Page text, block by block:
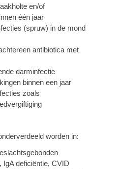
en/of
één jaar
(spruw) in de mond
antibiotica met
darminfectie
binnen een jaar
zoals
worden in:
deficiëntie, CVID